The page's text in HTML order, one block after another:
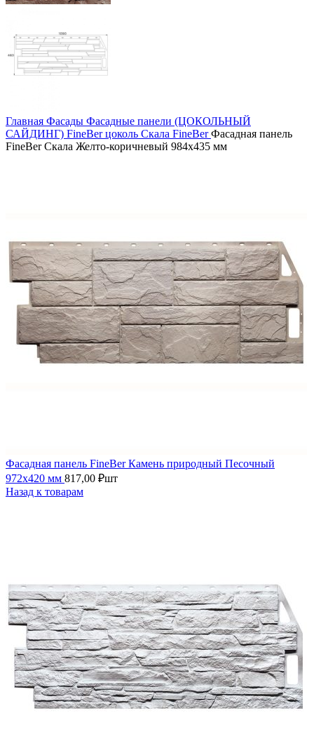
Главная Фасады Фасадные панели (ЦОКОЛЬНЫЙ
САЙДИНГ) FineBer цоколь Скала FineBerФасадная панель
FineBer Скала Желто-коричневый 984х435 мм
Фасадная панель FineBer Камень природный Песочный
972х420 мм 817,00 ₽шт
Назад к товарам